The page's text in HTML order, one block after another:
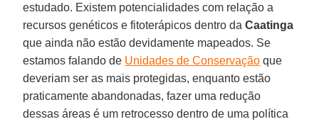
estudado. Existem potencialidades com relação a
recursos genéticos e fitoterápicos dentro daCaatinga
que ainda não estão devidamente mapeados. Se
estamos falando de Unidades de Conservação que
deveriam ser as mais protegidas, enquanto estão
praticamente abandonadas, fazer uma redução
dessas áreas é um retrocesso dentro de uma política